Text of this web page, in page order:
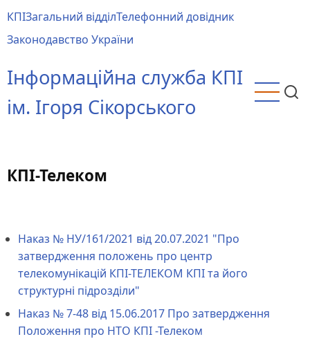
до
основного
КПІЗагальний відділТелефонний довідник
Законодавство України
Інформаційна служба КПІ
ім. Ігоря Сікорського
КПІ-Телеком
Наказ № НУ/161/2021 від 20.07.2021 "Про
затвердження положень про центр
телекомунікацій КПІ-ТЕЛЕКОМ КПІ та його
структурні підрозділи"
Наказ № 7-48 від 15.06.2017 Про затвердження
Положення про НТО КПІ -Телеком